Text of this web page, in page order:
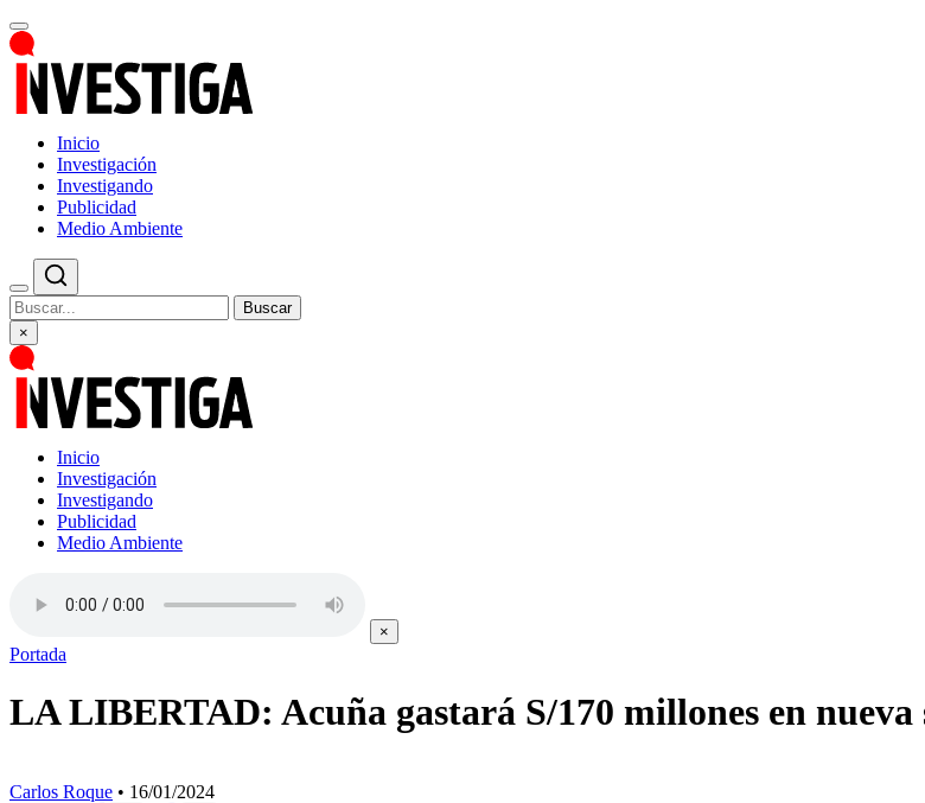
Inicio
Investigación
Investigando
Publicidad
Medio Ambiente
Buscar
×
Inicio
Investigación
Investigando
Publicidad
Medio Ambiente
×
Portada
LA LIBERTAD: Acuña gastará S/170 millones en nueva
Carlos Roque • 16/01/2024